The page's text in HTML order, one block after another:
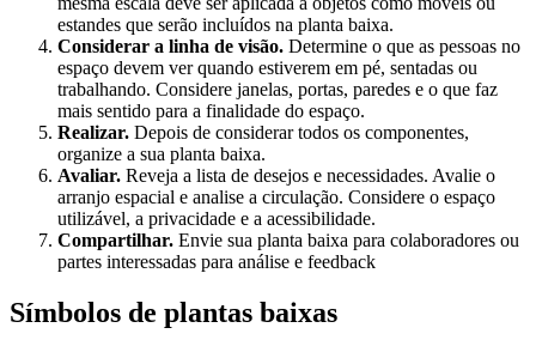
estandes que serão incluídos na planta baixa.
Considerar a linha de visão. Determine o que as pessoas no
espaço devem ver quando estiverem em pé, sentadas ou
trabalhando. Considere janelas, portas, paredes e o que faz
mais sentido para a finalidade do espaço.
Realizar. Depois de considerar todos os componentes,
organize a sua planta baixa.
Avaliar. Reveja a lista de desejos e necessidades. Avalie o
arranjo espacial e analise a circulação. Considere o espaço
utilizável, a privacidade e a acessibilidade.
Compartilhar. Envie sua planta baixa para colaboradores ou
partes interessadas para análise e feedback
Símbolos de plantas baixas